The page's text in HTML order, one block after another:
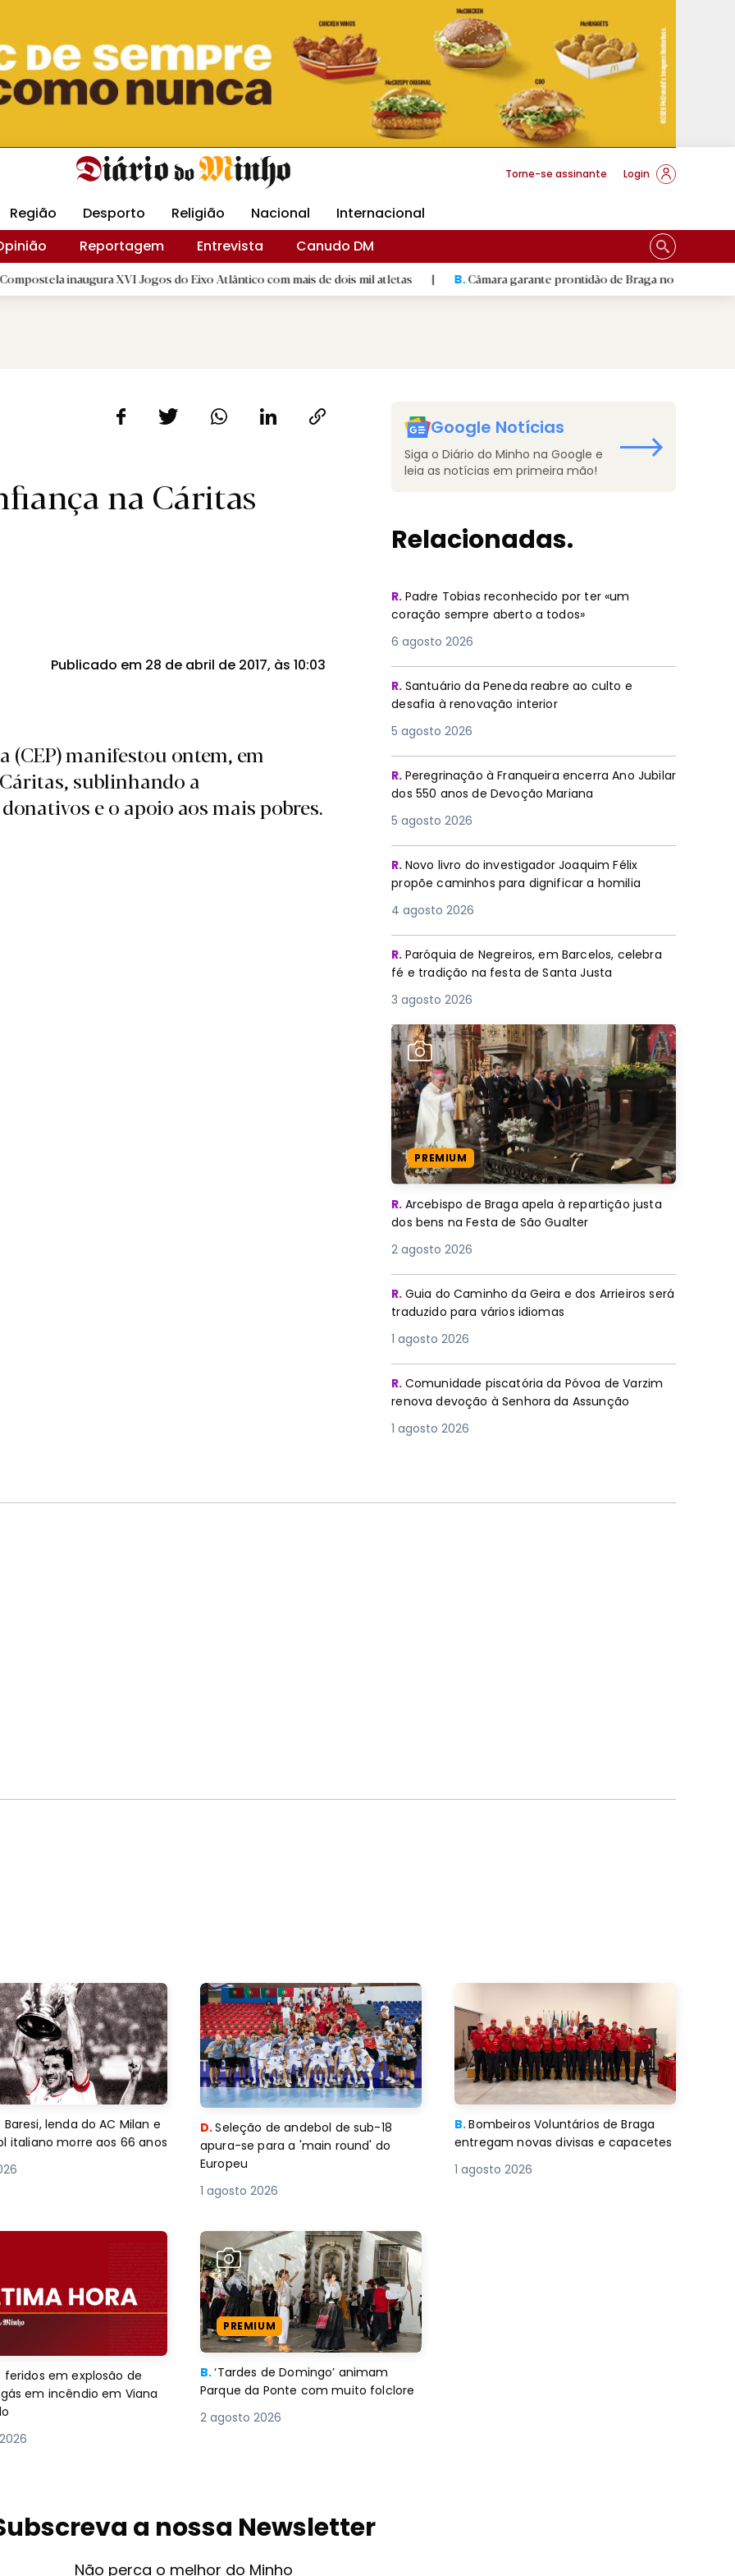
Revista Minha Gráfica DM Livraria DM Arquidiocese Braga
Torne-se assinante Login
Região Desporto Religião Nacional
Internacional
Reportagem Entrevista Canudo DM
inaugura XVI Jogos do Eixo Atlântico com mais de dois mil atletas | B.Câmara garante prontidão de Braga no resgate animal
na Cáritas
Publicado em 28 de abril de 2017, às 10:03
(CEP) manifestou ontem, em
sublinhando a
e o apoio aos mais pobres.
Google Notícias
Siga o Diário do Minho na Google e
leia as notícias em primeira mão!
Relacionadas.
PREMIUM
R. Padre Tobias reconhecido por ter «um
coração sempre aberto a todos»
6 agosto 2026
R. Santuário da Peneda reabre ao culto e
desafia à renovação interior
5 agosto 2026
R. Peregrinação à Franqueira encerra Ano Jubilar
dos 550 anos de Devoção Mariana
5 agosto 2026
R. Novo livro do investigador Joaquim Félix
propõe caminhos para dignificar a homilia
4 agosto 2026
R. Paróquia de Negreiros, em Barcelos, celebra
fé e tradição na festa de Santa Justa
3 agosto 2026
PREMIUM
R. Arcebispo de Braga apela à repartição justa
dos bens na Festa de São Gualter
2 agosto 2026
R. Guia do Caminho da Geira e dos Arrieiros será
traduzido para vários idiomas
1 agosto 2026
R. Comunidade piscatória da Póvoa de Varzim
renova devoção à Senhora da Assunção
1 agosto 2026
Baresi, lenda do AC Milan e
italiano morre aos 66 anos
D.Seleção de andebol de sub-18
apura-se para a 'main round' do
Europeu
1 agosto 2026
B.Bombeiros Voluntários de Braga
entregam novas divisas e capacetes
1 agosto 2026
feridos em explosão de
em incêndio em Viana
PREMIUM
B.‘Tardes de Domingo’ animam
Parque da Ponte com muito folclore
2 agosto 2026
a nossa Newsletter
Não perca o melhor do Minho